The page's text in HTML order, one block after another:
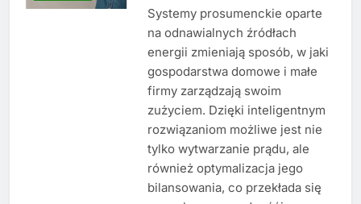
Systemy prosumenckie oparte
na odnawialnych źródłach
energii zmieniają sposób, w jaki
gospodarstwa domowe i małe
firmy zarządzają swoim
zużyciem. Dzięki inteligentnym
rozwiązaniom możliwe jest nie
tylko wytwarzanie prądu, ale
również optymalizacja jego
bilansowania, co przekłada się